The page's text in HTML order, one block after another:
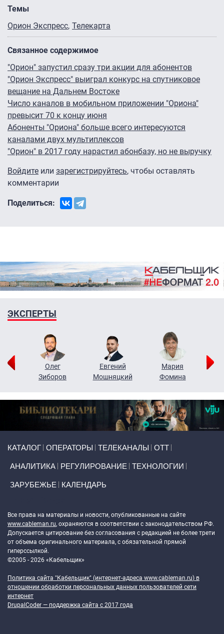
Темы
Орион Экспресс Телекарта
Связанное содержимое
"Орион" запустил сразу три акции для абонентов
"Орион Экспресс" выиграл конкурс на спутниковое
вещание на Дальнем Востоке
Число каналов в мобильном приложении "Ориона"
превысит 70 к концу июня
Абоненты "Ориона" больше всего интересуются
каналами двух мультиплексов
"Орион" в 2017 году нарастил абонбазу, но не выручку
Войдите или зарегистрируйтесь, чтобы оставлять
комментарии
Поделиться:
ЭКСПЕРТЫ
Олег
Зиборов
Евгений
Мошняцкий
Мария
Фомина
КАТАЛОГ ОПЕРАТОРЫ ТЕЛЕКАНАЛЫ ОТТ
АНАЛИТИКА РЕГУЛИРОВАНИЕ ТЕХНОЛОГИИ
ЗАРУБЕЖЬЕ КАЛЕНДАРЬ
Все права на материалы и новости, опубликованные на сайте
www.cableman.ru, охраняются в соответствии с законодательством РФ.
Допускается цитирование без согласования с редакцией не более трети
от объема оригинального материала, с обязательной прямой
гиперссылкой.
©2005 - 2026 «Кабельщик»
Политика сайта "Кабельщик" (интернет-адреса www.cableman.ru) в
отношении обработки персональных данных пользователей сети
интернет
DrupalCoder — поддержка сайта c 2017 года